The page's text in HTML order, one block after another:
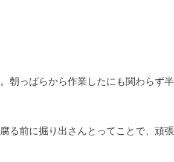
朝っぱらから作業したにも関わらず
る前に掘り出さんとってことで、頑